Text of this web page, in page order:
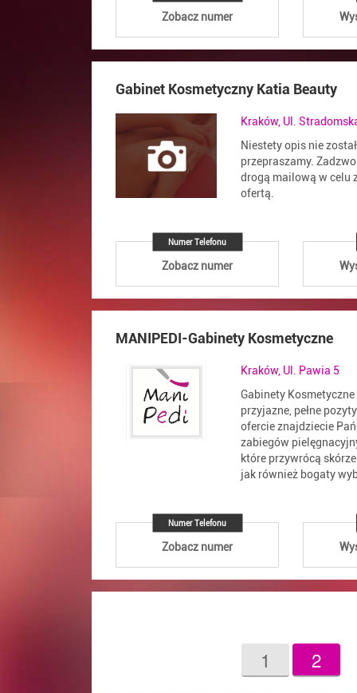
Zobacz numer
Gabinet Kosmetyczny Katia Beauty
Kraków, Ul.
Niestety opis nie
przepraszamy.
drogą mailową w celu
ofertą.
Numer Telefonu
Zobacz numer
MANIPEDI-Gabinety Kosmetyczne
Kraków, Ul. Pawia 5
Gabinety
przyjazne, pełne
ofercie znajdziecie
zabiegów
które przywrócą
jak również bogaty
Numer Telefonu
Zobacz numer
1 2